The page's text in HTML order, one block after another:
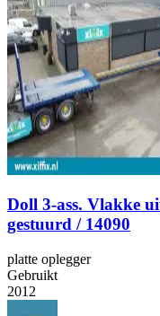
Doll 3-ass. Vlakke
gestuurd / 14090
platte oplegger
Gebruikt
2012